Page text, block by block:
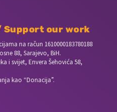
Support our work
na račun 1610000183780188
88, Sarajevo, BiH.
i svijet, Envera Šehovića 58,
kao “Donacija”.